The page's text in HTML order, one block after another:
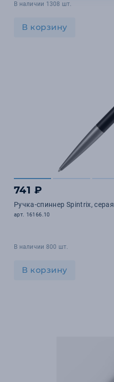
В наличии 1308 шт.
В корзину
741 ₽
Ручка-спиннер Spintrix, серая
арт. 16166.10
В наличии 800 шт.
В корзину